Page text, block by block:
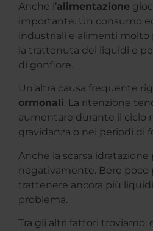
Anche l’alimentazione
importante. Un consumo
industriali e alimenti molto
la trattenuta dei liquidi e
di gonfiore.
Un’altra causa frequente
ormonali. La ritenzione
aumentare durante il ciclo
gravidanza o nei periodi di
Anche la scarsa
negativamente. Bere poco
trattenere ancora più
problema.
Tra gli altri fattori troviamo: